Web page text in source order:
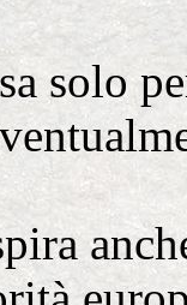
solo